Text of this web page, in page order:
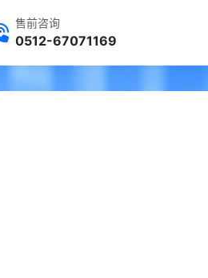
售前咨询
0512-67071169